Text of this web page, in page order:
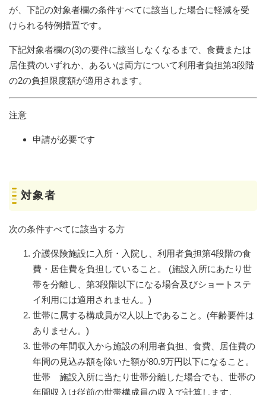
が、下記の対象者欄の条件すべてに該当した場合に軽減を受
けられる特例措置です。
下記対象者欄の(3)の要件に該当しなくなるまで、食費または
居住費のいずれか、あるいは両方について利用者負担第3段階
の2の負担限度額が適用されます。
注意
申請が必要です
対象者
次の条件すべてに該当する方
介護保険施設に入所・入院し、利用者負担第4段階の食
費・居住費を負担していること。 (施設入所にあたり世
帯を分離し、第3段階以下になる場合及びショートステ
イ利用には適用されません。)
世帯に属する構成員が2人以上であること。(年齢要件は
ありません。)
世帯の年間収入から施設の利用者負担、食費、居住費の
年間の見込み額を除いた額が80.9万円以下になること。
世帯 施設入所に当たり世帯分離した場合でも、世帯の
年間収入は従前の世帯構成員の収入で計算します。